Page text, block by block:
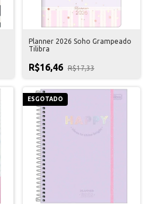
Planner 2026 Soho Grampeado
Tilibra
R$16,46 R$17,33
ESGOTADO